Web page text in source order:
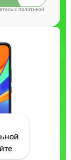
cполитикой